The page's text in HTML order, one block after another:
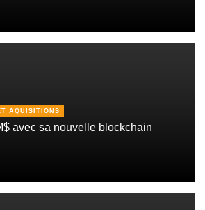
AQUISITIONS
avec sa nouvelle blockchain